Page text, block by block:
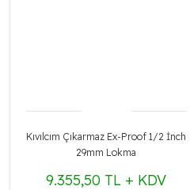
Kıvılcım Çıkarmaz Ex-Proof 1/2 İnch
29mm Lokma
9.355,50 TL + KDV